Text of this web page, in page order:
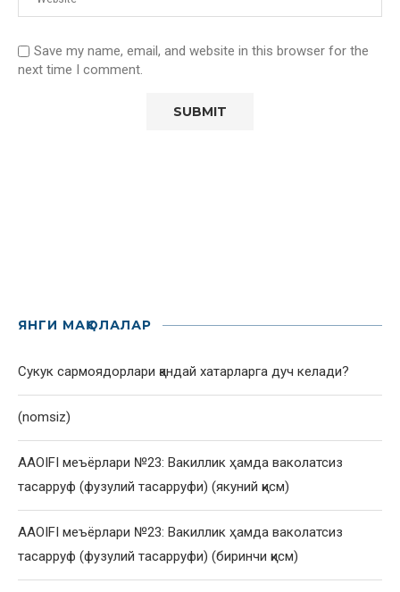
Save my name, email, and website in this browser for the
next time I comment.
ЯНГИ МАҚОЛАЛАР
Сукук сармоядорлари қандай хатарларга дуч келади?
(nomsiz)
AAOIFI меъёрлари №23: Вакиллик ҳамда ваколатсиз
тасарруф (фузулий тасарруфи) (якуний қисм)
AAOIFI меъёрлари №23: Вакиллик ҳамда ваколатсиз
тасарруф (фузулий тасарруфи) (биринчи қисм)